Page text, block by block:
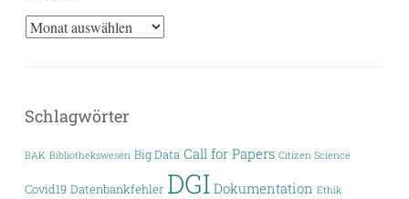
Archiv
Schlagwörter
BAK Bibliothekswesen Big Data Call for Papers Citizen Science
Covid19 Datenbankfehler DGI Dokumentation Ethik